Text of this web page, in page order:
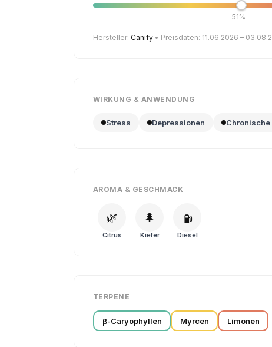
51%
Hersteller: Canify • Preisdaten: 11.06.2026 –
WIRKUNG & ANWENDUNG
Stress Depressionen
AROMA & GESCHMACK
🌿
Citrus
🌲
Kiefer
⛽
Diesel
TERPENE
β-Caryophyllen Myrcen Limonen